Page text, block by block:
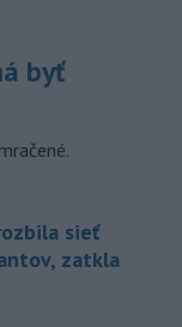
byť
sieť
zatkla